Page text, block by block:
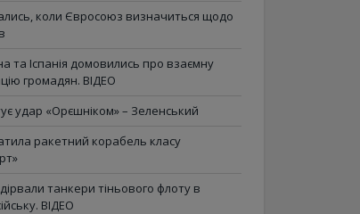
коли Євросоюз визначиться щодо
та Іспанія домовились про взаємну
громадян. ВІДЕО
удар «Орєшніком» – Зеленський
ракетний корабель класу
танкери тіньового флоту в
ВІДЕО